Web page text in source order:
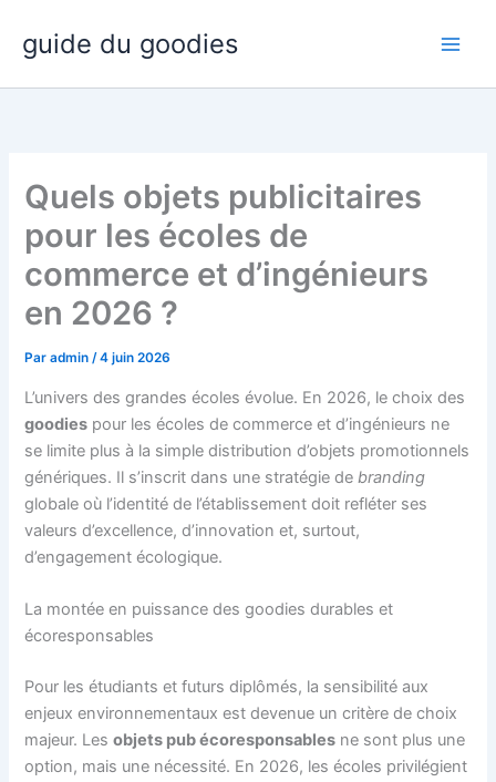
contenu
guide du goodies
Quels objets publicitaires
pour les écoles de
commerce et d’ingénieurs
en 2026 ?
Paradmin/4 juin 2026
L’univers des grandes écoles évolue. En 2026, le choix des
goodies pour les écoles de commerce et d’ingénieurs ne
se limite plus à la simple distribution d’objets promotionnels
génériques. Il s’inscrit dans une stratégie debranding
globale où l’identité de l’établissement doit refléter ses
valeurs d’excellence, d’innovation et, surtout,
d’engagement écologique.
La montée en puissance des goodies durables et
écoresponsables
Pour les étudiants et futurs diplômés, la sensibilité aux
enjeux environnementaux est devenue un critère de choix
majeur. Lesobjets pub écoresponsables ne sont plus une
option, mais une nécessité. En 2026, les écoles privilégient